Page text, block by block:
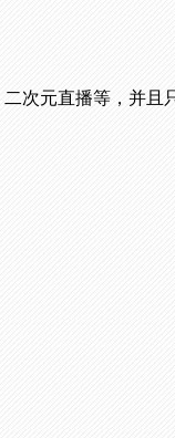
次元直播等，并